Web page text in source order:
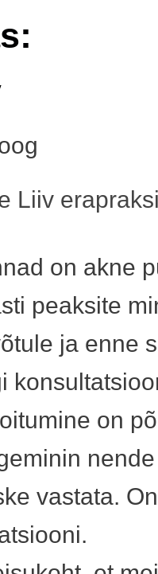
Liiv
on akne
peaksite
ja enne
on
nende
vastata.